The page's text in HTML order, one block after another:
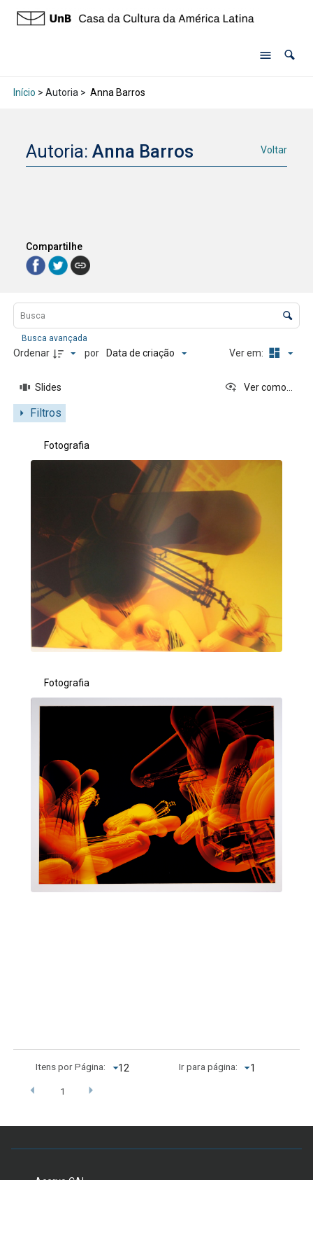
Início > Autoria > Anna Barros
Autoria:Anna Barros Voltar
Compartilhe
Lista de itens
Controle de ordenação e visualização
Filtros
Busca avançada
Ordenar por Data de criação Ver em:
Slides Ver como...
Resultados da lista de itens
Fotografia
Fotografia
Itens por Página: Ir para página:
1
Acervo CAL